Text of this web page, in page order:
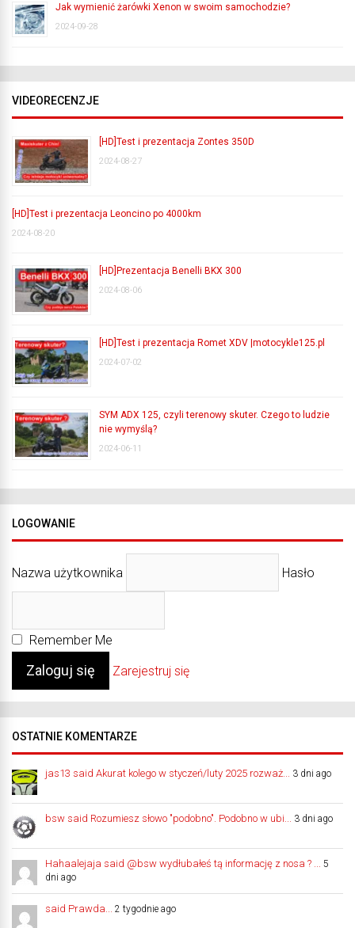
Jak wymienić żarówki Xenon w swoim samochodzie?
2024-09-28
VIDEORECENZJE
[HD]Test i prezentacja Zontes 350D
2024-08-27
[HD]Test i prezentacja Leoncino po 4000km
2024-08-20
[HD]Prezentacja Benelli BKX 300
2024-08-06
[HD]Test i prezentacja Romet XDV |motocykle125.pl
2024-07-02
SYM ADX 125, czyli terenowy skuter. Czego to ludzie
nie wymyślą?
2024-06-11
LOGOWANIE
Nazwa użytkownika Hasło
Remember Me
Zarejestruj się
OSTATNIE KOMENTARZE
jas13 said Akurat kolego w styczeń/luty 2025 rozważ... 3 dni ago
bsw said Rozumiesz słowo "podobno". Podobno w ubi... 3 dni ago
Hahaalejaja said @bsw wydłubałeś tą informację z nosa ? ...
5
dni ago
said Prawda... 2 tygodnie ago